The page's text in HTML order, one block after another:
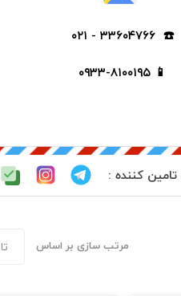
☎️ ۳۳۶۰۴۷۶۶ - ۰۲۱
📱 ۰۹۳۳-۸۱۰۰۱۹۵
کننده :
مرتب سازی بر اساس